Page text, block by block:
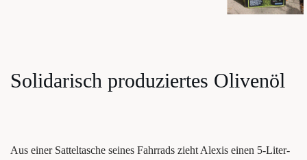
Soli­da­risch pro­du­zier­tes Olivenöl
Aus einer Sat­tel­ta­sche sei­nes Fahr­rads zieht Alexis einen 5‑Li­ter-